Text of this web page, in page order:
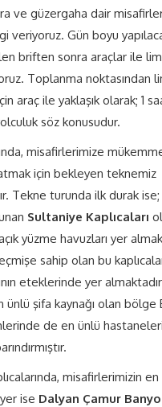
ve güzergaha dair
veriyoruz. Gün boyu
briften sonra araçlar ile
Toplanma noktasından
araç ile yaklaşık olarak; 1
söz konusudur.
misafirlerimize
için bekleyen teknemiz
Tekne turunda ilk durak
Sultaniye Kaplıcaları
yüzme havuzları yer
sahip olan bu
eteklerinde yer
ünlü şifa kaynağı olan bölge
de en ünlü hastaneleri
misafirlerimizin
ise Dalyan Çamur